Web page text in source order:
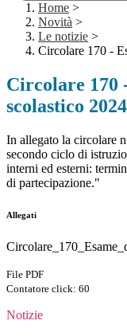
Home >
Novità >
Le notizie >
Circolare 170 -
Circolare 170
scolastico
In allegato la circolare
secondo ciclo di
interni ed esterni:
di partecipazione."
Allegati
File PDF
Contatore click: 60
Notizie